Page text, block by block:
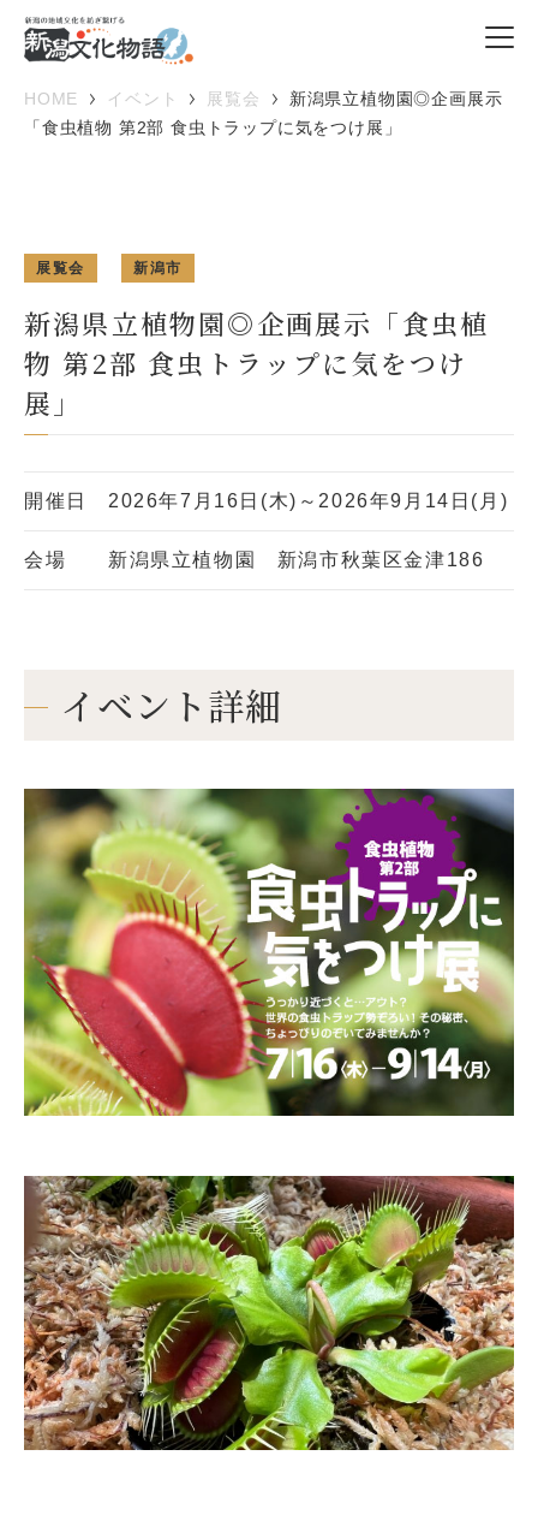
HOME イベント 展覧会
新潟県立植物園◎企画展示
「食虫植物 第2部 食虫トラップに気をつけ展」
展覧会 新潟市
新潟県立植物園◎企画展示「食虫植
物 第2部 食虫トラップに気をつけ
展」
開催日 2026年7月16日(木)～2026年9月14日(月)
会場 新潟県立植物園 新潟市秋葉区金津186
イベント詳細